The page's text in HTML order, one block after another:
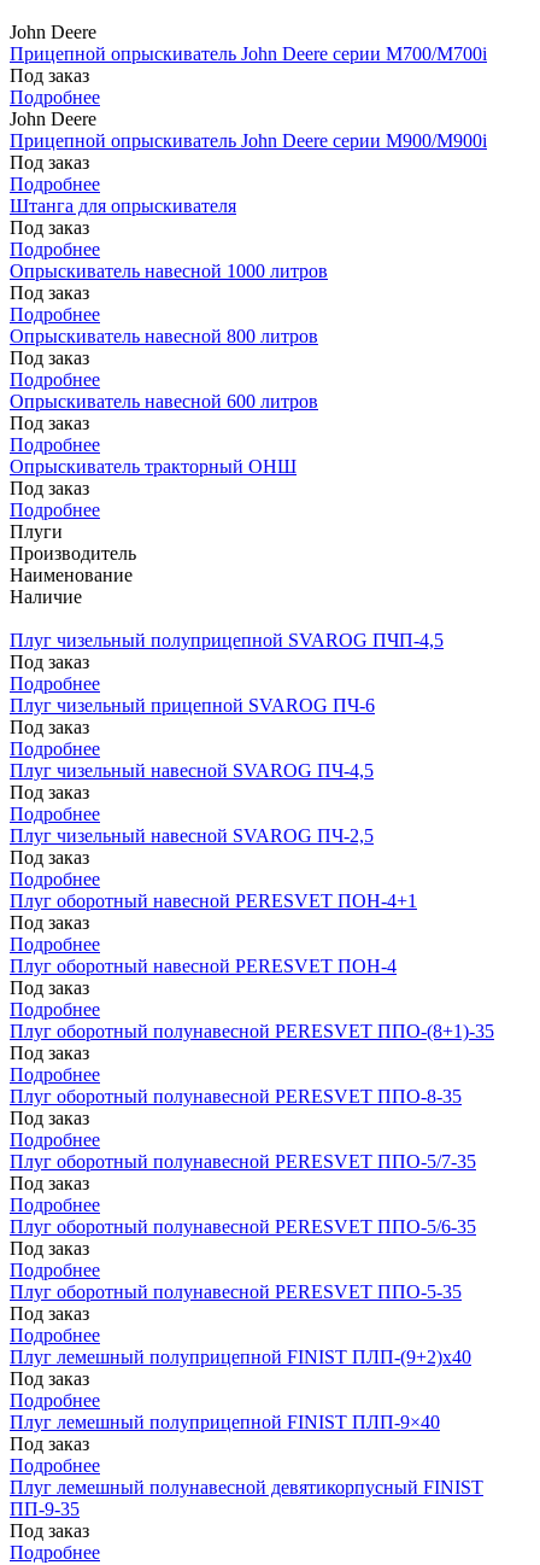
John Deere
Прицепной опрыскиватель John Deere серии M700/M700i
Под заказ
Подробнее
John Deere
Прицепной опрыскиватель John Deere серии M900/M900i
Под заказ
Подробнее
Штанга для опрыскивателя
Под заказ
Подробнее
Опрыскиватель навесной 1000 литров
Под заказ
Подробнее
Опрыскиватель навесной 800 литров
Под заказ
Подробнее
Опрыскиватель навесной 600 литров
Под заказ
Подробнее
Опрыскиватель тракторный ОНШ
Под заказ
Подробнее
Плуги
Производитель
Наименование
Наличие
Плуг чизельный полуприцепной SVAROG ПЧП-4,5
Под заказ
Подробнее
Плуг чизельный прицепной SVAROG ПЧ-6
Под заказ
Подробнее
Плуг чизельный навесной SVAROG ПЧ-4,5
Под заказ
Подробнее
Плуг чизельный навесной SVAROG ПЧ-2,5
Под заказ
Подробнее
Плуг оборотный навесной PERESVET ПОН-4+1
Под заказ
Подробнее
Плуг оборотный навесной PERESVET ПОН-4
Под заказ
Подробнее
Плуг оборотный полунавесной PERESVET ППО-(8+1)-35
Под заказ
Подробнее
Плуг оборотный полунавесной PERESVET ППО-8-35
Под заказ
Подробнее
Плуг оборотный полунавесной PERESVET ППО-5/7-35
Под заказ
Подробнее
Плуг оборотный полунавесной PERESVET ППО-5/6-35
Под заказ
Подробнее
Плуг оборотный полунавесной PERESVET ППО-5-35
Под заказ
Подробнее
Плуг лемешный полуприцепной FINIST ПЛП-(9+2)x40
Под заказ
Подробнее
Плуг лемешный полуприцепной FINIST ПЛП-9×40
Под заказ
Подробнее
Плуг лемешный полунавесной девятикорпусный FINIST
ПП-9-35
Под заказ
Подробнее